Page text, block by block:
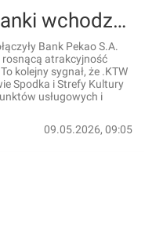
Dwa wielkie, znane banki wchodzą do .KTW II. Kompleks biurowy w centrum Katowic umacnia pozycję finansowego hubu
Bank Pekao S.A.
rosnącą atrakcyjność
kolejny sygnał, że .KTW
Spodka i Strefy Kultury
usługowych i
09.05.2026, 09:05